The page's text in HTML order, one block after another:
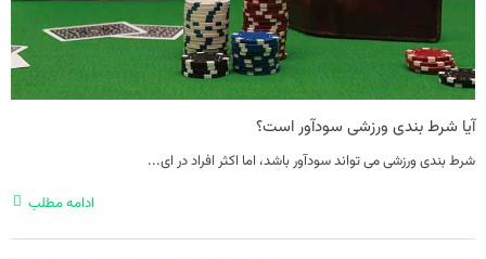
آیا شرط بندی ورزشی سودآور است؟
شرط بندی ورزشی می تواند سودآور باشد، اما اکثر افراد در ای...
ادامه مطلب